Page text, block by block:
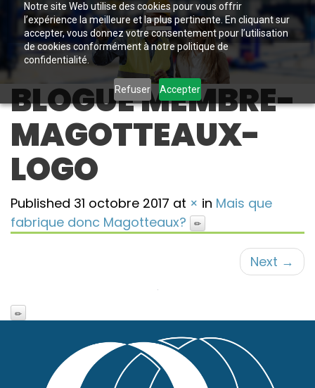
Notre site Web utilise des cookies pour vous offrir
l’expérience la meilleure et la plus pertinente. En cliquant sur
accepter, vous donnez votre consentement pour l’utilisation
de cookies conformément à notre politique de
confidentialité.
Refuser Accepter
BLOGUE MEMBRE-
MAGOTTEAUX-
LOGO
Published 31 octobre 2017 at × in Mais que
fabrique donc Magotteaux?
Next →